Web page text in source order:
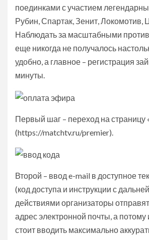
поединками с участием
Рубин, Спартак, Зенит, Локомотив,
Наблюдать за масштабными
еще никогда не получалось
удобно, а главное – регистрация
минуты.
Первый шаг – переход на страницу
(https://matchtv.ru/premier).
Второй – ввод e-mail в доступное
(код доступа и инструкции с
действиями организаторы
адрес электронной почты, а
стоит вводить максимально